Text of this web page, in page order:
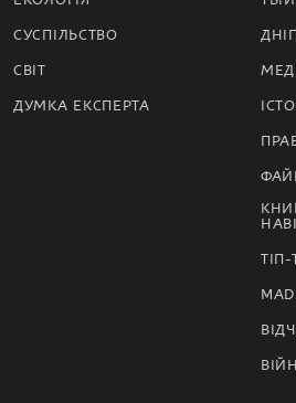
СУСПІЛЬСТВО
СВІТ
ДУМКА ЕКСПЕРТА